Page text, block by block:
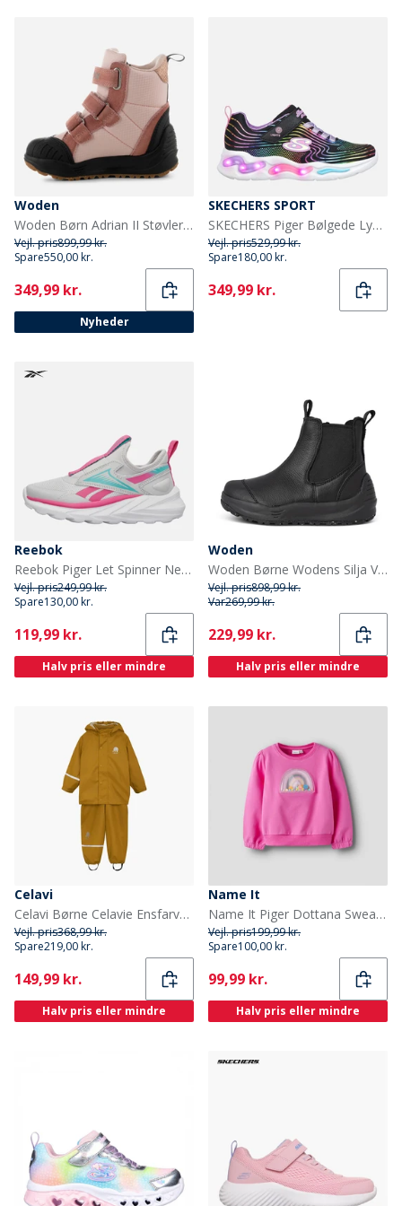
Woden
Woden Børn Adrian II Støvler 849 Ballerina
Vejl. pris899,99 kr.
Spare550,00 kr.
Current
349,99 kr.
Nyheder
SKECHERS SPORT
SKECHERS Piger Bølgede Lys Sneakers Sort
Vejl. pris529,99 kr.
Spare180,00 kr.
Current
349,99 kr.
Reebok
Reebok Piger Let Spinner Neutrale Løbesko Mist Grey/True Pink/Aqua
Vejl. pris249,99 kr.
Spare130,00 kr.
Current
119,99 kr.
Halv pris eller mindre
Woden
Woden Børne Wodens Silja Varme Læderstøvler 020 Black
Vejl. pris898,99 kr.
Var269,99 kr.
Current
229,99 kr.
Halv pris eller mindre
Celavi
Celavi Børne Celavie Ensfarvet PU Basis Regntøjs Sæt Buckthorn Brown
Vejl. pris368,99 kr.
Spare219,00 kr.
Current
149,99 kr.
Halv pris eller mindre
Name It
Name It Piger Dottana Sweatshirt Strawberry Moon
Vejl. pris199,99 kr.
Spare100,00 kr.
Current
99,99 kr.
Halv pris eller mindre